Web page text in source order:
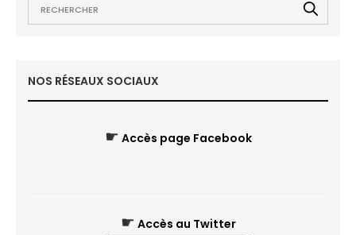
NOS RÉSEAUX SOCIAUX
☛ Accès page Facebook
☛ Accès au Twitter